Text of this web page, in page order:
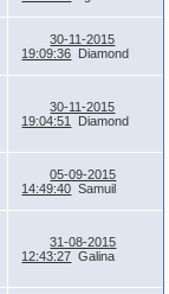
30-11-2015
19:09:36
Diamond
30-11-2015
19:04:51
Diamond
05-09-2015
14:49:40 Samuil
31-08-2015
12:43:27 Galina